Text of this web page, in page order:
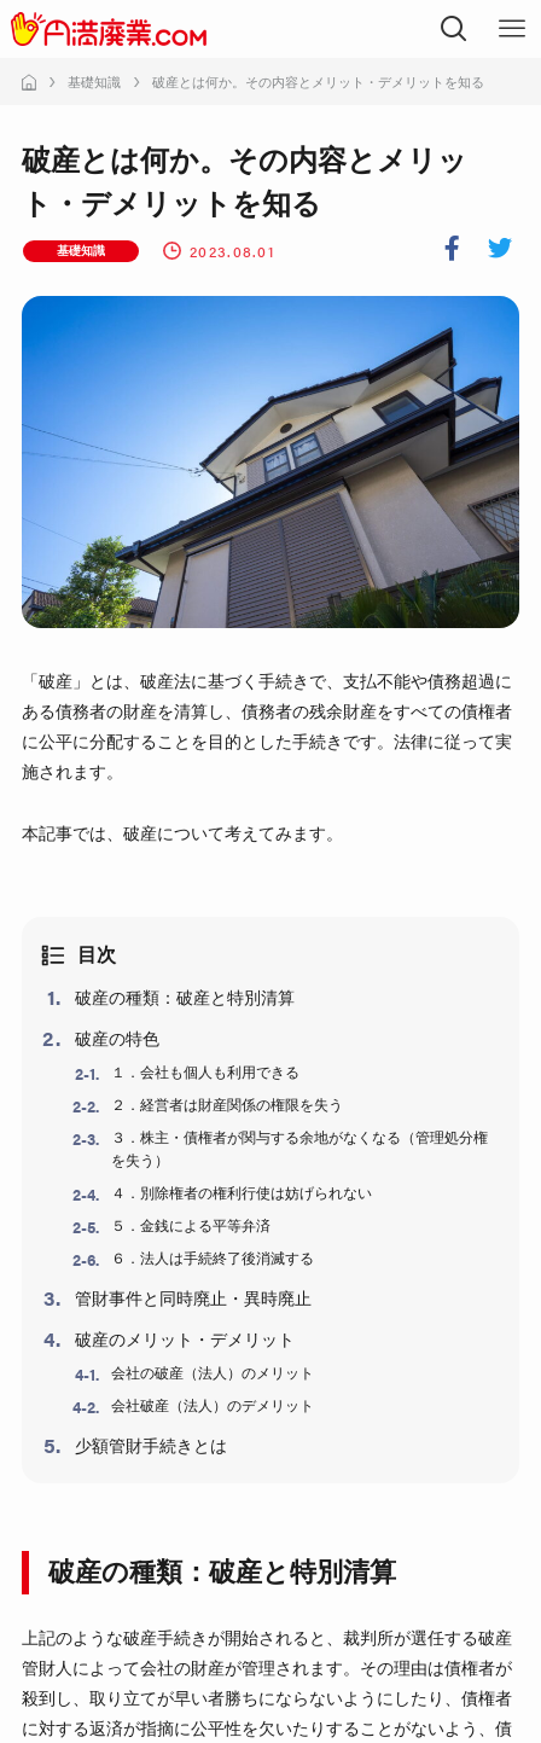
基礎知識 破産とは何か。その内容とメリット・デメリットを知る
破産とは何か。その内容とメリッ
ト・デメリットを知る
基礎知識 2023.08.01
「破産」とは、破産法に基づく手続きで、支払不能や債務超過に
ある債務者の財産を清算し、債務者の残余財産をすべての債権者
に公平に分配することを目的とした手続きです。法律に従って実
施されます。
本記事では、破産について考えてみます。
目次
破産の種類：破産と特別清算
破産の特色
１．会社も個人も利用できる
２．経営者は財産関係の権限を失う
３．株主・債権者が関与する余地がなくなる（管理処分権
を失う）
４．別除権者の権利行使は妨げられない
５．金銭による平等弁済
６．法人は手続終了後消滅する
管財事件と同時廃止・異時廃止
破産のメリット・デメリット
会社の破産（法人）のメリット
会社破産（法人）のデメリット
少額管財手続きとは
破産の種類：破産と特別清算
上記のような破産手続きが開始されると、裁判所が選任する破産
管財人によって会社の財産が管理されます。その理由は債権者が
殺到し、取り立てが早い者勝ちにならないようにしたり、債権者
に対する返済が指摘に公平性を欠いたりすることがないよう、債